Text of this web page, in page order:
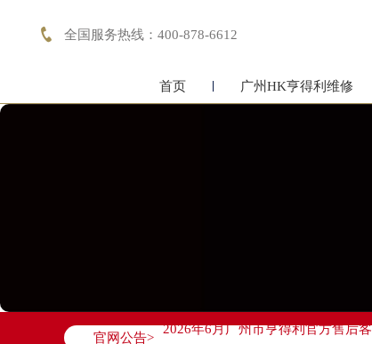
 全国服务热线：400-878-6612
首页 广州HK亨得利维修
官网公告>
2026年6月广州市亨得利官方售后